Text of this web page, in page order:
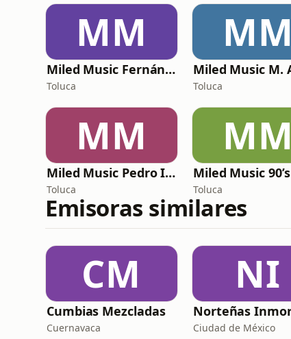
MM
Miled Music Fernández
Toluca
MM
Toluca
MM
Miled Music Pedro Infante
Toluca
MM
Miled Music 90’s
Toluca
Emisoras similares
CM
Cumbias Mezcladas
Cuernavaca
NI
Ciudad de México